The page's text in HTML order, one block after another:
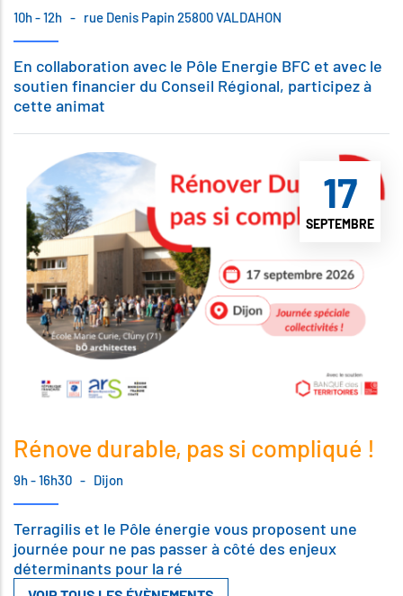
10h - 12h - rue Denis Papin 25800 VALDAHON
En collaboration avec le Pôle Energie BFC et avec le
soutien financier du Conseil Régional, participez à
cette animat
17
SEPTEMBRE
Rénove durable, pas si compliqué !
9h - 16h30 - Dijon
Terragilis et le Pôle énergie vous proposent une
journée pour ne pas passer à côté des enjeux
déterminants pour la ré